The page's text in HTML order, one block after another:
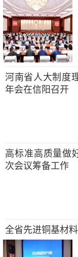
河南省人大制度
年会在信阳召开
高标准高质量做
次会议筹备工作
全省先进铜基材